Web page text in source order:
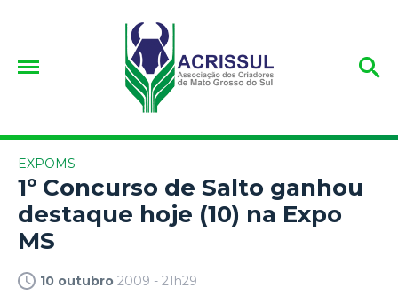
EXPOMS
1º Concurso de Salto ganhou
destaque hoje (10) na Expo
MS
10 outubro 2009 - 21h29